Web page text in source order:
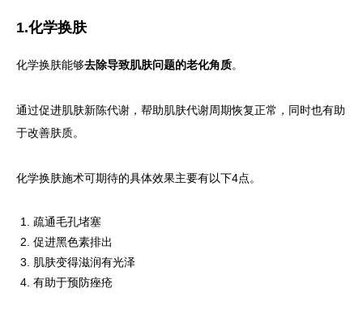
1.化学换肤
化学换肤能够去除导致肌肤问题的老化角质。
通过促进肌肤新陈代谢，帮助肌肤代谢周期恢复正常，同时也有助
于改善肤质。
化学换肤施术可期待的具体效果主要有以下4点。
疏通毛孔堵塞
促进黑色素排出
肌肤变得滋润有光泽
有助于预防痤疮